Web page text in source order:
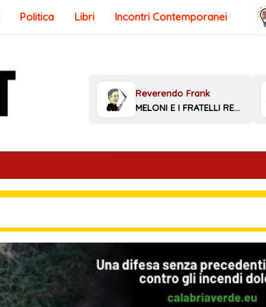
Politica Libri Incontri Contemporanei
MELONI E I FRATELLI REGGINI